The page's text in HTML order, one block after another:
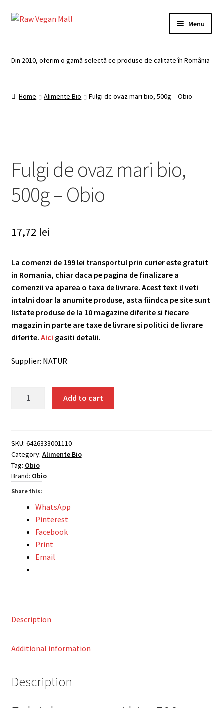
Skip
Skip
Menu
Categorii
Plată
Din 2010, oferim o gamă selectă de produse de calitate în România
Home Alimente Bio Fulgi de ovaz mari bio, 500g – Obio
Fulgi de ovaz mari bio,
500g – Obio
17,72 lei
La comenzi de 199 lei transportul prin curier este gratuit
in Romania, chiar daca pe pagina de finalizare a
comenzii va aparea o taxa de livrare. Acest text il veti
intalni doar la anumite produse, asta fiindca pe site sunt
listate produse de la 10 magazine diferite si fiecare
magazin in parte are taxe de livrare si politici de livrare
diferite. Aici gasiti detalii.
Supplier: NATUR
bio,
500g
-
Obio
quantity
Add to cart
SKU: 6426333001110
Category: Alimente Bio
Tag: Obio
Brand: Obio
Share this:
WhatsApp
Pinterest
Facebook
Print
Email
Description
Additional information
Description